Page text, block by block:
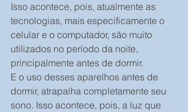
Isso acontece, pois, atualmente as
tecnologias, mais especificamente o
celular e o computador, são muito
utilizados no período da noite,
principalmente antes de dormir.
E o uso desses aparelhos antes de
dormir, atrapalha completamente seu
sono. Isso acontece, pois, a luz que